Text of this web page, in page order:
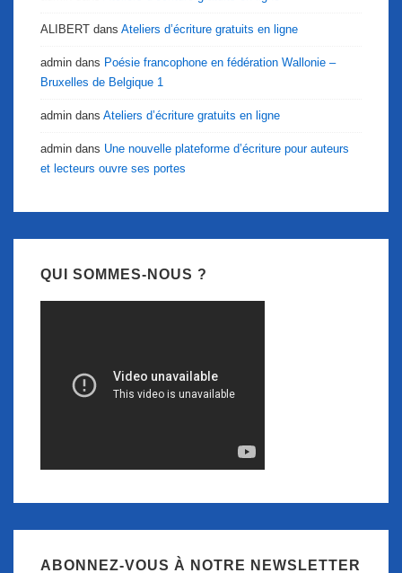
ALIBERT dans Ateliers d’écriture gratuits en ligne
admin dans Poésie francophone en fédération Wallonie –
Bruxelles de Belgique 1
admin dans Ateliers d’écriture gratuits en ligne
admin dans Une nouvelle plateforme d’écriture pour auteurs
et lecteurs ouvre ses portes
QUI SOMMES-NOUS ?
ABONNEZ-VOUS À NOTRE NEWSLETTER